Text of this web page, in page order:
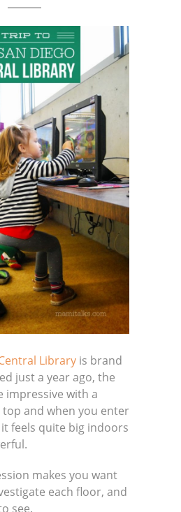
Library is brand
just a year ago, the
impressive with a
and when you enter
feels quite big indoors
makes you want
each floor, and
see.